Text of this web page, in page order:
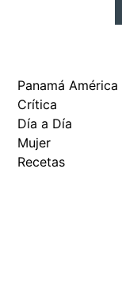
Panamá América
Crítica
Día a Día
Mujer
Recetas